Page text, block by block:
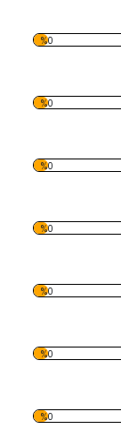
%0
%0
%0
%0
%0
%0
%0